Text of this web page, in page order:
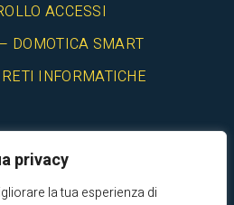
privacy
la tua esperienza di
ACCESSI
DOMOTICA SMART
INFORMATICHE